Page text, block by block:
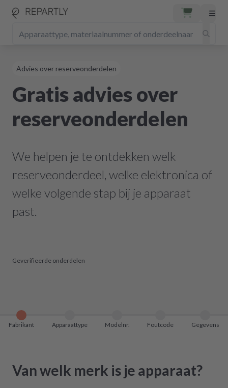
Advies over reserveonderdelen
Gratis advies over
reserveonderdelen
We helpen je te ontdekken welk
reserveonderdeel, welke elektronica of
welke volgende stap bij je apparaat
past.
Geverifieerde onderdelen
Fabrikant Apparaattype Modelnr. Foutcode Gegevens
Van welk merk is je apparaat?